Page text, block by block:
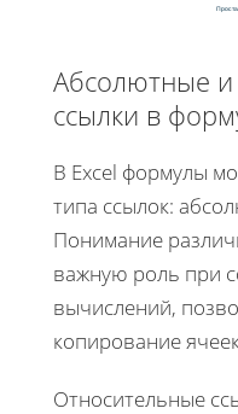
Абсолютные
ссылки в
В Excel формулы
типа ссылок:
Понимание
важную роль при
вычислений,
копирование
Относительные